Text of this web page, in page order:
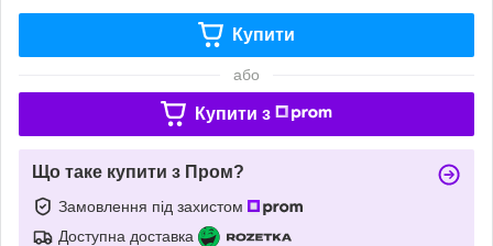
Купити
або
Купити з
Що таке купити з Пром?
Замовлення під захистом
Доступна доставка